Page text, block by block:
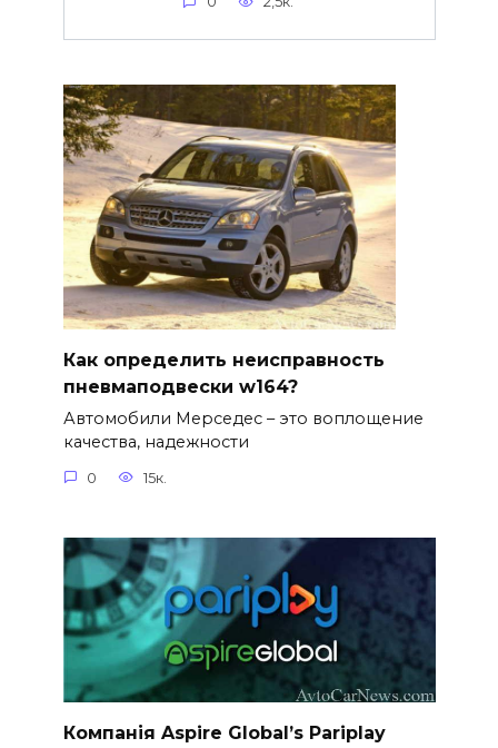
Как определить неисправность
пневмаподвески w164?
Автомобили Мерседес – это воплощение
качества, надежности
0 15к.
Компанія Aspire Global’s Pariplay